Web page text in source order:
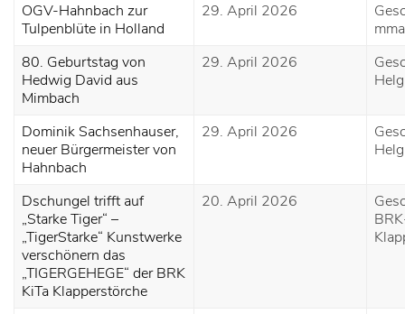
OGV-Hahnbach zur
Tulpenblüte in Holland
29. April 2026
mma
80. Geburtstag von
Hedwig David aus
Mimbach
29. April 2026
Dominik Sachsenhauser,
neuer Bürgermeister von
Hahnbach
29. April 2026
Dschungel trifft auf
„Starke Tiger“ –
„TigerStarke“ Kunstwerke
verschönern das
„TIGERGEHEGE“ der BRK
KiTa Klapperstörche
20. April 2026